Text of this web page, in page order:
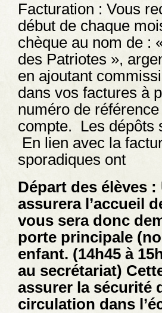
Facturation : Vous
début de chaque
chèque au nom de :
des Patriotes »,
en ajoutant
dans vos factures à
numéro de
compte. Les dépôts
En lien avec la
sporadiques ont
Départ des élèves
assurera l’accueil
vous sera donc
porte principale
enfant. (14h45 à
au secrétariat)
assurer la sécurité
circulation dans